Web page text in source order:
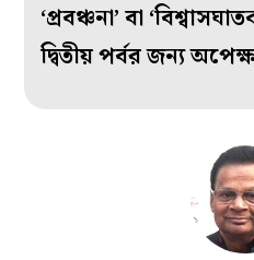
‘প্রবঞ্চনা’ বা
দ্বিতীয় পর্বর জন্য